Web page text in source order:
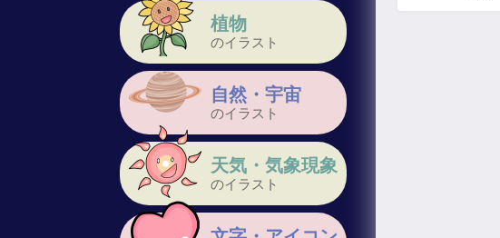
植物
のイラスト
自然・宇宙
のイラスト
天気・気象現象
のイラスト